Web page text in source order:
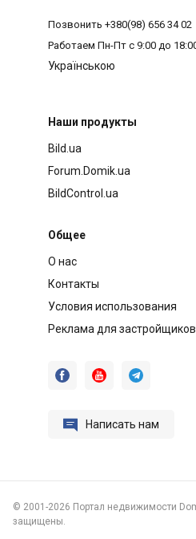
Позвонить +380(98) 656 34 02
Работаем Пн-Пт с 9:00 до
Українською
Наши продукты
Bild.ua
Forum.Domik.ua
BildControl.ua
Общее
О нас
Контакты
Условия использования
Реклама для застройщиков
  
 Написать нам
© 2001-2026 Портал недвижимости
защищены.